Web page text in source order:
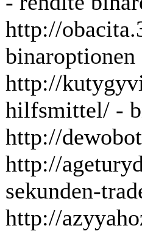
http://
http://
hilfsmittel/ -
http://
http://
sekunden-
http://